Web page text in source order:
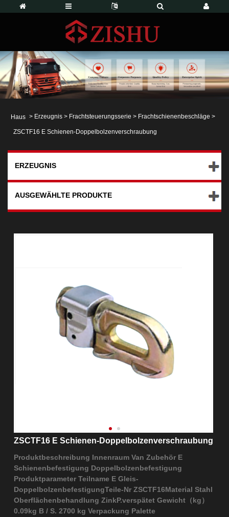
Haus > Erzeugnis > Frachtsteuerungsserie > Frachtschienenbeschläge >
ZSCTF16 E Schienen-Doppelbolzenverschraubung
ERZEUGNIS
AUSGEWÄHLTE PRODUKTE
ZSCTF16 E Schienen-Doppelbolzenverschraubung
Produktbeschreibung Innenraum Van Zubehör E
Schienenbefestigung Doppelbolzenbefestigung
Produktparameter Teilname E Gleis-
DoppelbolzenbefestigungTeile-Nr ZSCTF16Material Stahl
Oberflächenbehandlung ZinkP.verspätet Gewicht（kg）
0.09kg B / S. 2700 kg Verpackung Palette